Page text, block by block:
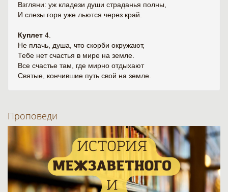
Взгляни: уж кладези души страданья полны,
И слезы горя уже льются через край.
Куплет 4.
Не плачь, душа, что скорби окружают,
Тебе нет счастья в мире на земле.
Все счастье там, где мирно отдыхают
Святые, кончившие путь свой на земле.
Проповеди